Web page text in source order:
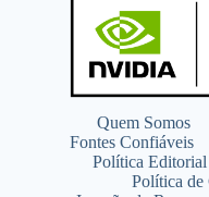
Quem Somos
Fontes Confiáveis
Política Editorial
Política de